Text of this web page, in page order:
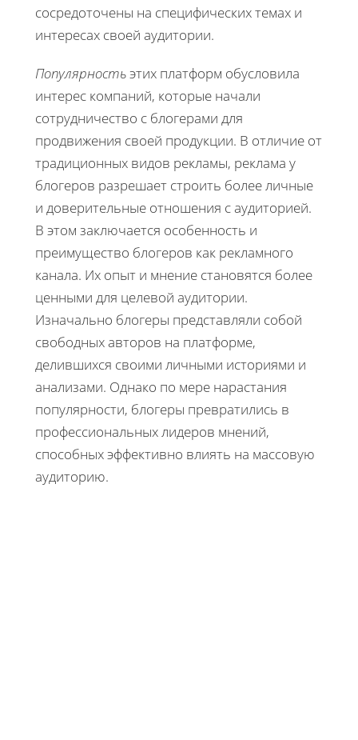
сосредоточены на специфических темах и
интересах своей аудитории.
Популярностьэтих платформ обусловила
интерес компаний, которые начали
сотрудничество с блогерами для
продвижения своей продукции. В отличие от
традиционных видов рекламы, реклама у
блогеров разрешает строить более личные
и доверительные отношения с аудиторией.
В этом заключается особенность и
преимущество блогеров как рекламного
канала. Их опыт и мнение становятся более
ценными для целевой аудитории.
Изначально блогеры представляли собой
свободных авторов на платформе,
делившихся своими личными историями и
анализами. Однако по мере нарастания
популярности, блогеры превратились в
профессиональных лидеров мнений,
способных эффективно влиять на массовую
аудиторию.